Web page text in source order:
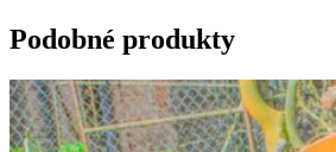
Podobné produkty